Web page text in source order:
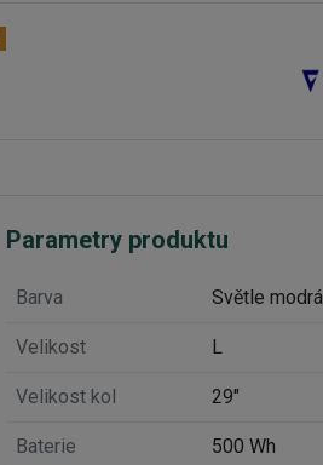
Parametry produktu
Barva Světle modrá
Velikost L
Velikost kol 29"
Baterie 500 Wh